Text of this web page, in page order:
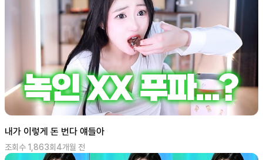
내가 이렇게 돈 번다 얘들아
조회수 1,863회 4개월 전